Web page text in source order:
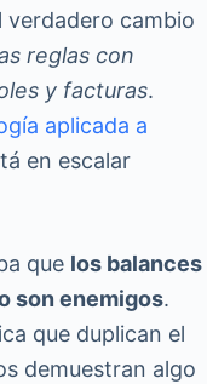
verdadero cambio
reglas con
y facturas.
aplicada a
en escalar
que los balances
son enemigos.
que duplican el
demuestran algo